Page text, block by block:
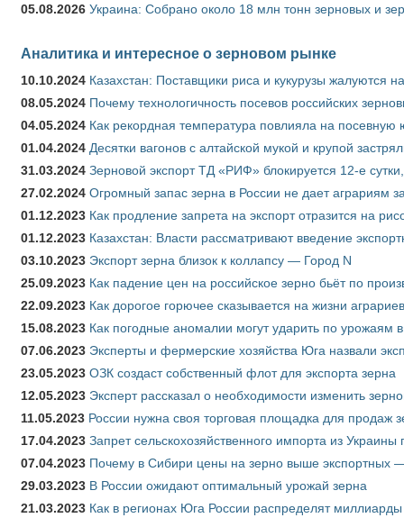
05.08.2026 Украина: Собрано около 18 млн тонн зерновых и
Аналитика и интересное о зерновом рынке
10.10.2024 Казахстан: Поставщики риса и кукурузы жалуются
08.05.2024 Почему технологичность посевов российских
04.05.2024 Как рекордная температура повлияла на
01.04.2024 Десятки вагонов с алтайской мукой и крупой
31.03.2024 Зерновой экспорт ТД «РИФ» блокируется 12-е
27.02.2024 Огромный запас зерна в России не дает аграриям
01.12.2023 Как продление запрета на экспорт отразится на
01.12.2023 Казахстан: Власти рассматривают введение
03.10.2023 Экспорт зерна близок к коллапсу — Город N
25.09.2023 Как падение цен на российское зерно бьёт по
22.09.2023 Как дорогое горючее сказывается на жизни аграриев
15.08.2023 Как погодные аномалии могут ударить по урожаям
07.06.2023 Эксперты и фермерские хозяйства Юга назвали
23.05.2023 ОЗК создаст собственный флот для экспорта зерна
12.05.2023 Эксперт рассказал о необходимости изменить
11.05.2023 России нужна своя торговая площадка для продаж
17.04.2023 Запрет сельскохозяйственного импорта из
07.04.2023 Почему в Сибири цены на зерно выше экспортных
29.03.2023 В России ожидают оптимальный урожай зерна
21.03.2023 Как в регионах Юга России распределят